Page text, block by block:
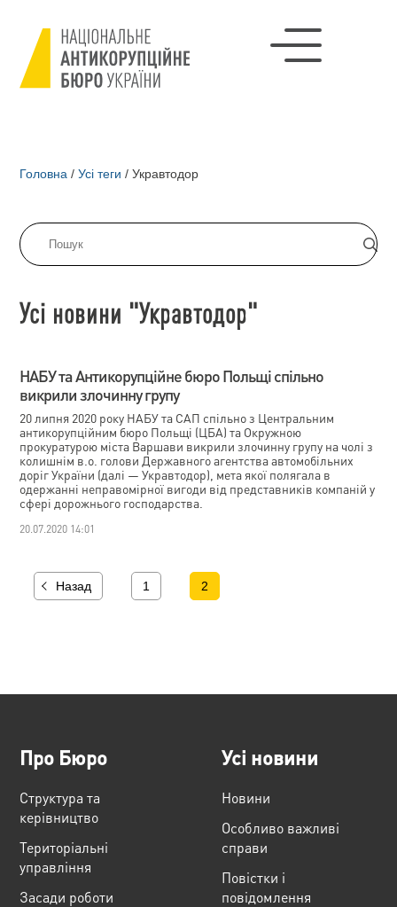
Головна / Усі теги / Укравтодор
Усі новини "Укравтодор"
НАБУ та Антикорупційне бюро Польщі спільно
викрили злочинну групу
20 липня 2020 року НАБУ та САП спільно з Центральним
антикорупційним бюро Польщі (ЦБА) та Окружною
прокуратурою міста Варшави викрили злочинну групу на чолі з
колишнім в.о. голови Державного агентства автомобільних
доріг України (далі — Укравтодор), мета якої полягала в
одержанні неправомірної вигоди від представників компаній у
сфері дорожнього господарства.
20.07.2020 14:01
Назад 1 2
Про Бюро
Структура та
керівництво
Територіальні
управління
Засади роботи
Усі новини
Новини
Особливо важливі
справи
Повістки і
повідомлення